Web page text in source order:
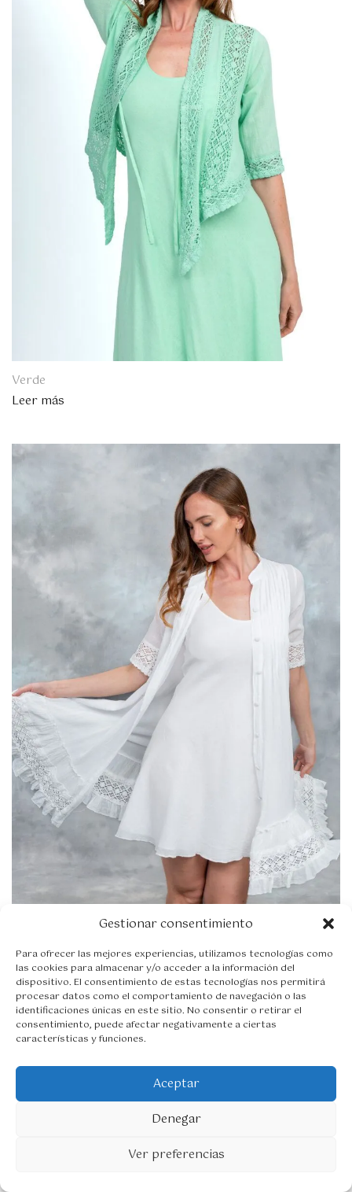
Gestionar consentimiento
Para ofrecer las mejores experiencias, utilizamos tecnologías como
las cookies para almacenar y/o acceder a la información del
dispositivo. El consentimiento de estas tecnologías nos permitirá
procesar datos como el comportamiento de navegación o las
identificaciones únicas en este sitio. No consentir o retirar el
consentimiento, puede afectar negativamente a ciertas
características y funciones.
Aceptar
Denegar
Ver preferencias
Verde
Leer más
Blanco
Leer más
©2026 Creado por Seredena para Pepabonett